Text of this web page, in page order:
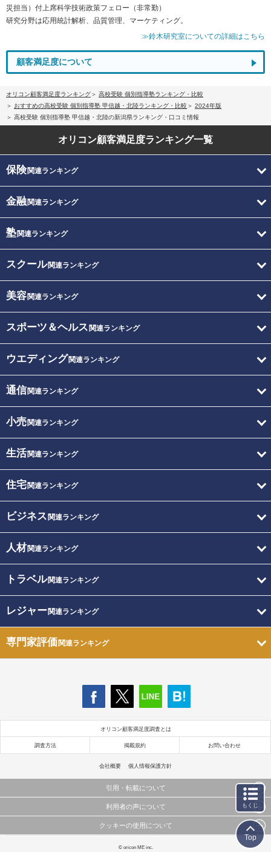
災担当）付上席科学技術政策フェロー（非常勤）
研究分野は応用統計解析、品質管理、マーケティング。
≫鈴木研究室についての詳細はこちら
顧客満足度について
オリコン顧客満足度ランキング
高校受験 個別指導塾ランキング・比較
おすすめの高校受験 個別指導塾 甲信越・北陸ランキング・比較
2024年版
高校受験 個別指導塾 甲信越・北陸の新潟県ランキング・口コミ情報
オリコン顧客満足度ランキング一覧
保険関連ランキング
金融関連ランキング
塾関連ランキング
スクール関連ランキング
美容関連ランキング
スポーツ＆ヘルス 関連ランキング
ウエディング関連ランキング
通信関連ランキング
小売関連ランキング
生活関連ランキング
住宅関連ランキング
ビジネス 関連ランキング
人材関連ランキング
トラベル関連ランキング
レジャー関連ランキング
専門家評価関連ランキング
オリコン顧客満足度調査とは
調査方法 掲載規約 お問い合わせ
会社概要 個人情報保護方針
引用・転載について
当サイトで公開されている情報（文字、写真、イラスト、画像データ等）及びこれらの配置・
これらの情報を権利者の許可なく無断転載・複製などの二次利用を行うことは固く禁じており
利用者の声について
当サイトに掲載している内容はすべてサービスの利用者が提出された見解・感想です。
弊社の見解・ 意見ではないことをご理解いただいた上でご覧ください。
クッキーの使用について
このサイトでは Cookie を使用して、ユーザーに合わせたコンテンツや広告の表示、ソーシャル
© oricon ME inc.
もくじ
Top